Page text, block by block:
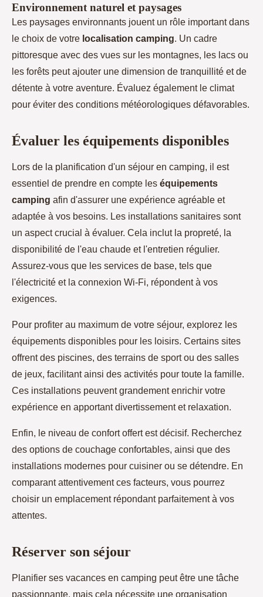
Environnement naturel et paysages
Les paysages environnants jouent un rôle important dans
le choix de votre localisation camping. Un cadre
pittoresque avec des vues sur les montagnes, les lacs ou
les forêts peut ajouter une dimension de tranquillité et de
détente à votre aventure. Évaluez également le climat
pour éviter des conditions météorologiques défavorables.
Évaluer les équipements disponibles
Lors de la planification d'un séjour en camping, il est
essentiel de prendre en compte les équipements
camping afin d'assurer une expérience agréable et
adaptée à vos besoins. Les installations sanitaires sont
un aspect crucial à évaluer. Cela inclut la propreté, la
disponibilité de l'eau chaude et l'entretien régulier.
Assurez-vous que les services de base, tels que
l'électricité et la connexion Wi-Fi, répondent à vos
exigences.
Pour profiter au maximum de votre séjour, explorez les
équipements disponibles pour les loisirs. Certains sites
offrent des piscines, des terrains de sport ou des salles
de jeux, facilitant ainsi des activités pour toute la famille.
Ces installations peuvent grandement enrichir votre
expérience en apportant divertissement et relaxation.
Enfin, le niveau de confort offert est décisif. Recherchez
des options de couchage confortables, ainsi que des
installations modernes pour cuisiner ou se détendre. En
comparant attentivement ces facteurs, vous pourrez
choisir un emplacement répondant parfaitement à vos
attentes.
Réserver son séjour
Planifier ses vacances en camping peut être une tâche
passionnante, mais cela nécessite une organisation